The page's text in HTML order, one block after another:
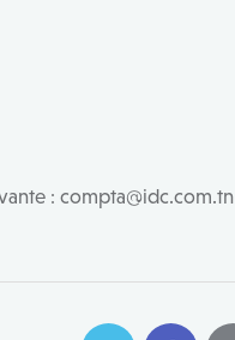
: compta@idc.com.tn